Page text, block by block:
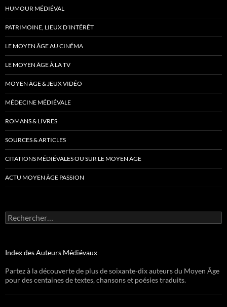
HUMOUR MÉDIÉVAL
PATRIMOINE, LIEUX D’INTÉRÊT
LE MOYEN ÂGE AU CINÉMA
LE MOYEN ÂGE À LA TV
MOYEN ÂGE & JEUX VIDÉO
MÉDECINE MÉDIÉVALE
ROMANS & LIVRES
SOURCES & ARTICLES
CITATIONS MÉDIÉVALES OU SUR LE MOYEN ÂGE
ACTU MOYEN ÂGE PASSION
Rechercher :
Index des Auteurs Médiévaux
Partez à la découverte de plus de soixante-dix auteurs du Moyen Âge
pour des centaines de textes, chansons et poésies traduits.